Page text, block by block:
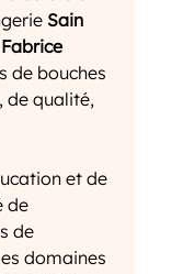
Sain
de bouches
de qualité,
et de
de
de
domaines